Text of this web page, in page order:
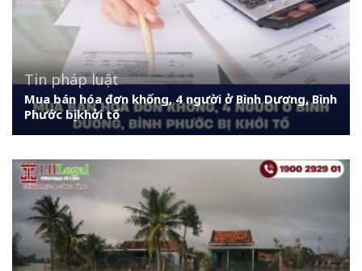
Tin pháp luật
Mua bán hóa đơn khống, 4 người ở Bình Dương, Bình
Phước bị khởi tố